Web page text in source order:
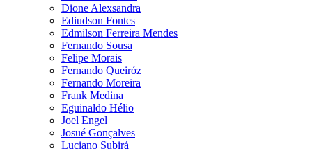
Dione Alexsandra
Ediudson Fontes
Edmilson Ferreira Mendes
Fernando Sousa
Felipe Morais
Fernando Queiróz
Fernando Moreira
Frank Medina
Eguinaldo Hélio
Joel Engel
Josué Gonçalves
Luciano Subirá